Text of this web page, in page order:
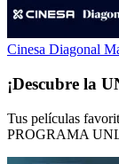
Cinesa Diagonal
¡Descubre la
Tus películas
PROGRAMA